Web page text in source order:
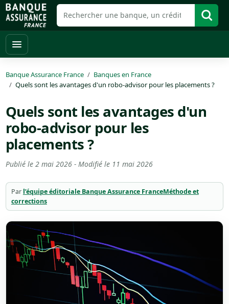
Banque Assurance France
Banques en France
Quels sont les avantages d'un robo-advisor pour les placements ?
Quels sont les avantages d'un
robo-advisor pour les
placements ?
Publié le 2 mai 2026- Modifié le 11 mai 2026
Par l’équipe éditoriale Banque Assurance FranceMéthode et
corrections